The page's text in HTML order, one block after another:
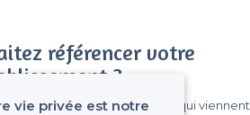
référencer votre
?
parmi le million de visiteurs qui viennent
vie privée est notre